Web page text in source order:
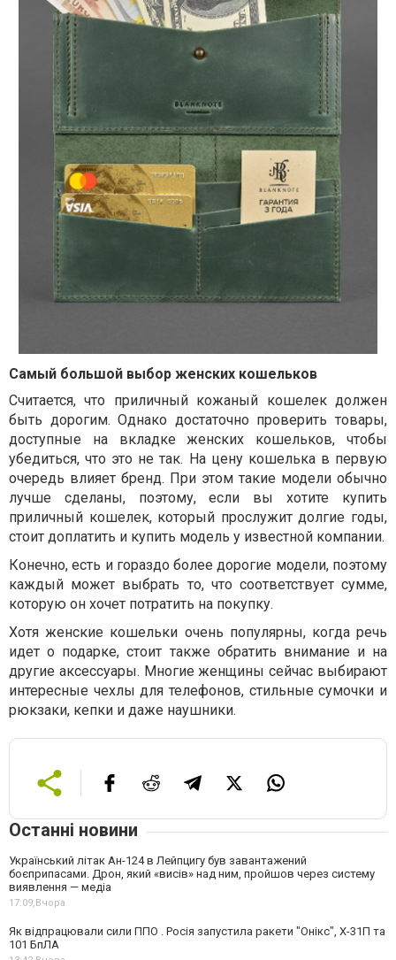
Самый большой выбор женских кошельков
Считается, что приличный кожаный кошелек должен
быть дорогим. Однако достаточно проверить товары,
доступные на вкладке женских кошельков, чтобы
убедиться, что это не так. На цену кошелька в первую
очередь влияет бренд. При этом такие модели обычно
лучше сделаны, поэтому, если вы хотите купить
приличный кошелек, который прослужит долгие годы,
стоит доплатить и купить модель у известной компании.
Конечно, есть и гораздо более дорогие модели, поэтому
каждый может выбрать то, что соответствует сумме,
которую он хочет потратить на покупку.
Хотя женские кошельки очень популярны, когда речь
идет о подарке, стоит также обратить внимание и на
другие аксессуары. Многие женщины сейчас выбирают
интересные чехлы для телефонов, стильные сумочки и
рюкзаки, кепки и даже наушники.
Останні новини
Український літак Ан-124 в Лейпцигу був завантажений
боєприпасами. Дрон, який «висів» над ним, пройшов через систему
виявлення — медіа
17:09, Вчора
Як відпрацювали сили ППО . Росія запустила ракети "Онікс", Х-31П та
101 БпЛА